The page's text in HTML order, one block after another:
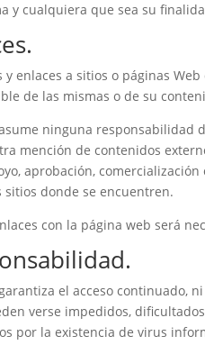
y cualquiera que sea su
y enlaces a sitios o páginas
de las mismas o de su
ninguna responsabilidad
mención de contenidos
aprobación,
donde se encuentren.
con la página web será
el acceso continuado,
verse impedidos,
por la existencia de virus